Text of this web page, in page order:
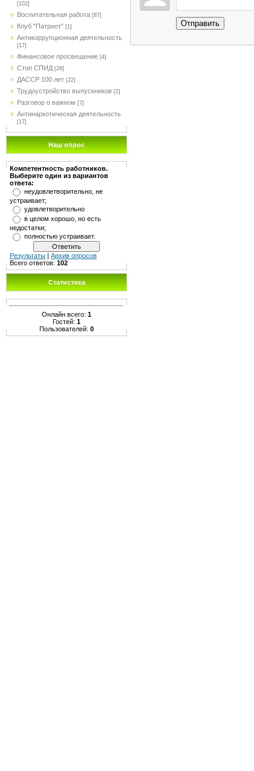
[102]
Воспитательная работа [87]
Клуб "Патриот" [1]
Антикоррупционная деятельность
[17]
Финансовое просвещение [4]
Стоп СПИД [26]
ДАССР 100 лет [22]
Трудоустройство выпускников [2]
Разговор о важном [7]
Антинаркотическая деятельность
[17]
Наш опрос
Компетентность работников.
Выберите один из вариантов
ответа:
неудовлетворительно, не
устраивает;
удовлетворительно
в целом хорошо, но есть
недостатки;
полностью устраивает.
Результаты
Архив опросов
Всего ответов: 102
Статистика
Онлайн всего: 1
Гостей: 1
Пользователей: 0
Отправить